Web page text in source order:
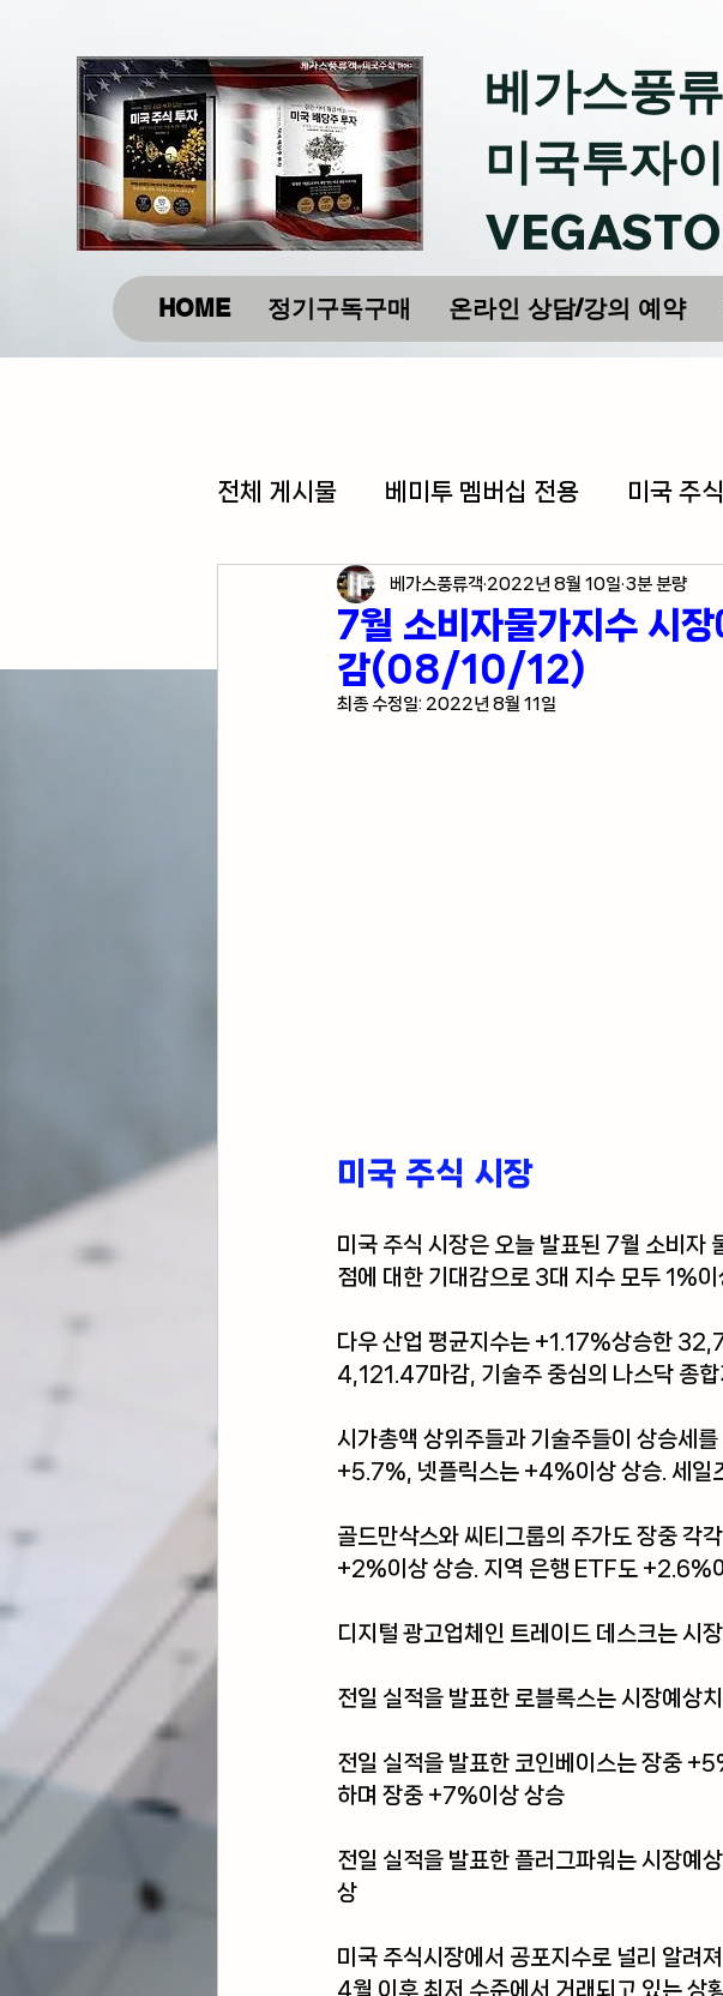
베가스풍
미국투자
HOME 정기구독구매 온라인 상담/강의 예약
전체 게시물 베미투 멤버십 전용 미국 주식
각종 자산 투자 미국 경제 지표 미국
미국 여행 정보 전업투자자의 혼잣말
7월 소비자물가지수 시
감(08/10/12)
베가스풍류객 2022년 8월 10일 3분 분량
최종 수정일: 2022년 8월 11일
미국 주식 시장
미국 주식 시장은 오늘 발표된 7월 소비자
점에 대한 기대감으로 3대 지수 모두 1%
다우 산업 평균지수는 +1.17%상승한
4,121.47마감, 기술주 중심의 나스닥 종
시가총액 상위주들과 기술주들이 상승세
+5.7%, 넷플릭스는 +4%이상 상승. 세일
골드만삭스와 씨티그룹의 주가도 장중 각
+2%이상 상승. 지역 은행 ETF도 +2.6%
디지털 광고업체인 트레이드 데스크는 시
전일 실적을 발표한 로블록스는 시장예상
전일 실적을 발표한 코인베이스는 장중
하며 장중 +7%이상 상승
전일 실적을 발표한 플러그파워는 시장예
상
미국 주식시장에서 공포지수로 널리 알
4월 이후 최저 수준에서 거래되고 있는 상